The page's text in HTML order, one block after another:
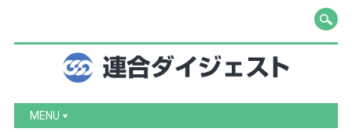
Main menu
Skip to content
MENU